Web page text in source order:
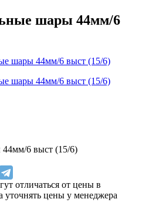
шары 44мм/6
6 выст (15/6)
отличаться от цены в
уточнять цены у менеджера